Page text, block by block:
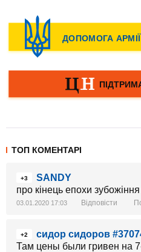
ТОП КОМЕНТАРІ
+3
SANDY
про кінець епохи
03.01.2020 17:03 Відповісти
+2
сидор сидоров
Там цены были гривен на